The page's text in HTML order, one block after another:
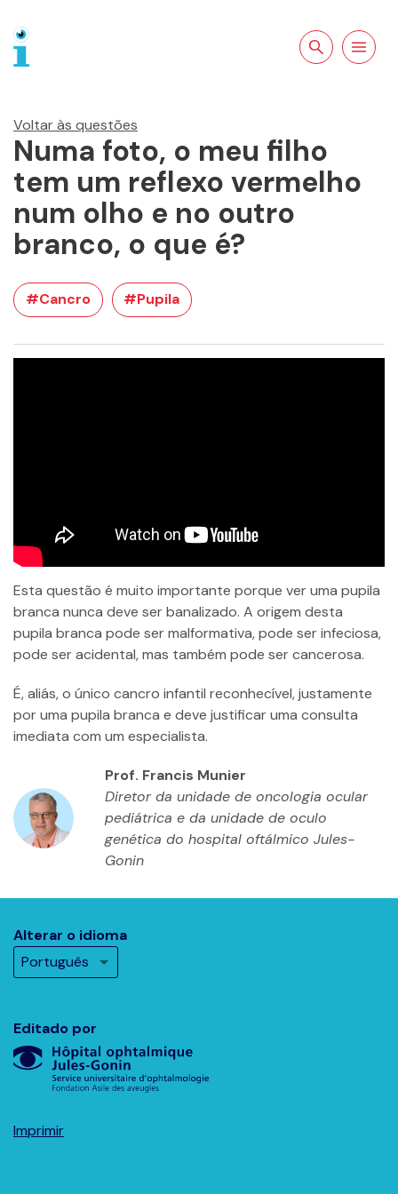
Pesquisar no
Abrir a
Voltar às questões
Numa foto, o meu filho
tem um reflexo vermelho
num olho e no outro
branco, o que é?
#Cancro #Pupila
Esta questão é muito importante porque ver uma pupila
branca nunca deve ser banalizado. A origem desta
pupila branca pode ser malformativa, pode ser infeciosa,
pode ser acidental, mas também pode ser cancerosa.
É, aliás, o único cancro infantil reconhecível, justamente
por uma pupila branca e deve justificar uma consulta
imediata com um especialista.
Prof. Francis Munier
Diretor da unidade de oncologia ocular
pediátrica e da unidade de oculo
genética do hospital oftálmico Jules-
Gonin
Editado por
Imprimir
Alterar o idioma